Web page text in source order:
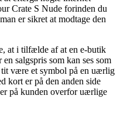
Crate S Nude forinden du
er sikret at modtage den
at i tilfælde af at en e-butik
salgspris som kan ses som
tit være et symbol på en uærlig
kort er på den anden side
på kunden overfor uærlige